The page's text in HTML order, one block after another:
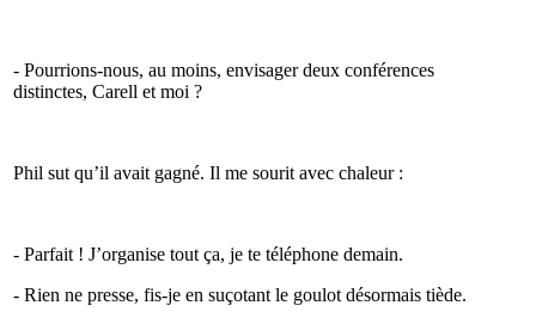
- Pourrions-nous, au moins, envisager deux conférences
distinctes, Carell et moi ?
Phil sut qu’il avait gagné. Il me sourit avec chaleur :
- Parfait ! J’organise tout ça, je te téléphone demain.
- Rien ne presse, fis-je en suçotant le goulot désormais tiède.